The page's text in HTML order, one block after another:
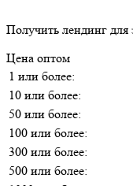
Получить лендинг для
Цена оптом
1 или более:
10 или более:
50 или более:
100 или более:
300 или более:
500 или более: